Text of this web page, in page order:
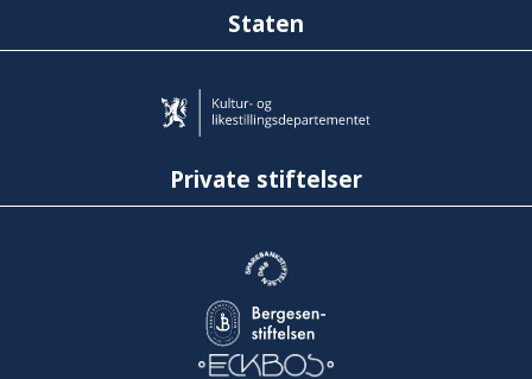
Staten
Private stiftelser